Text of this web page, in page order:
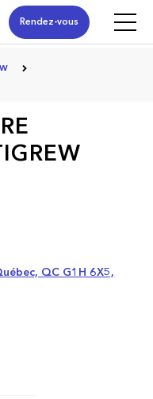
Rendez-vous
QC G1H 6X5,